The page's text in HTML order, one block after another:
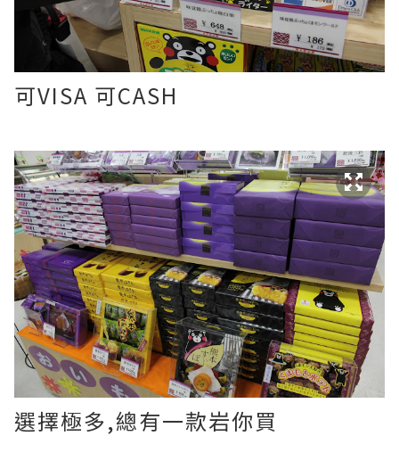
可VISA 可CASH
選擇極多,總有一款岩你買